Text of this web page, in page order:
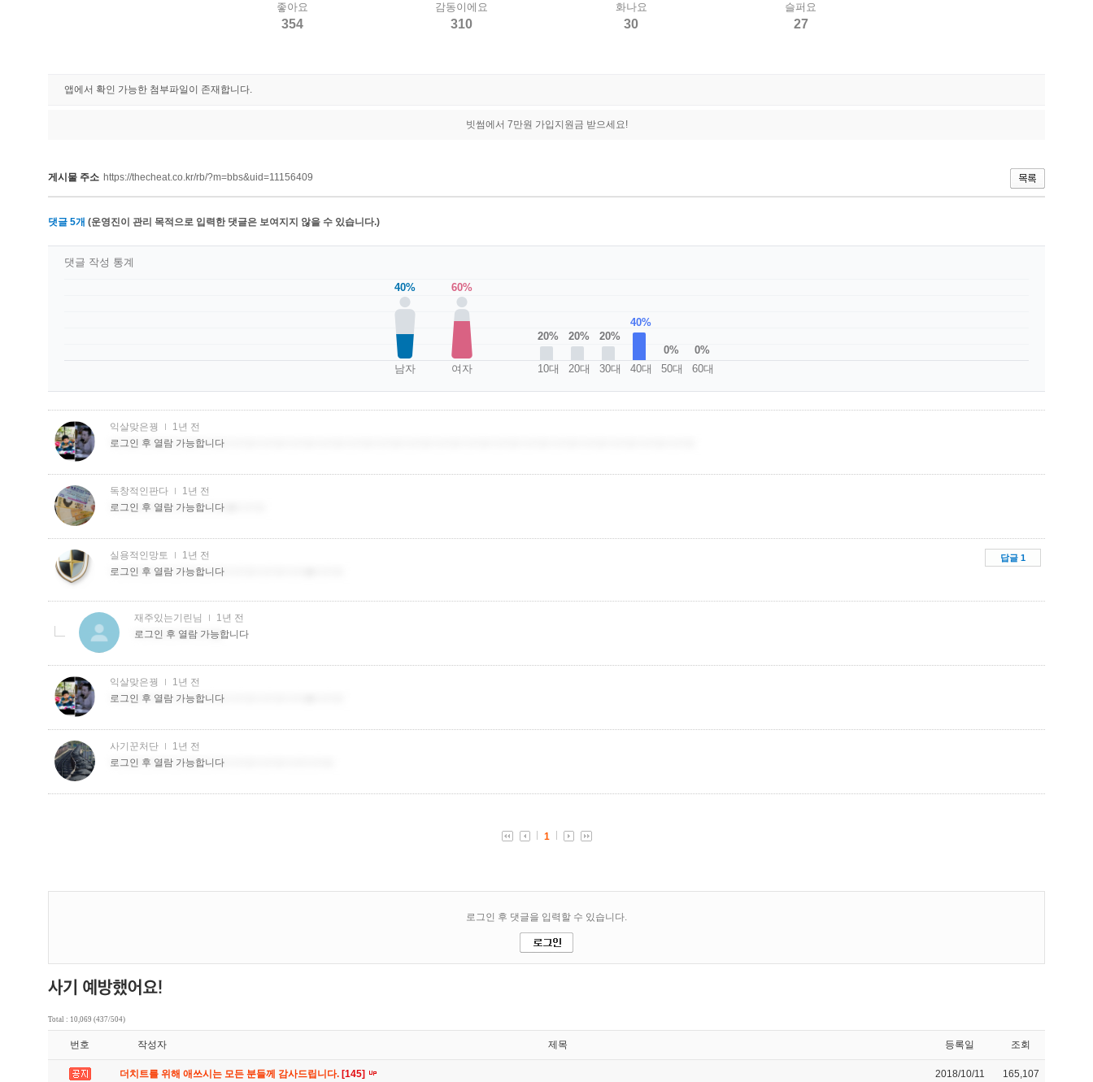
좋아요
354
감동이에요
310
화나요
30
슬퍼요
27
앱에서 확인 가능한 첨부파일이 존재합니다.
빗썸에서 7만원 가입지원금 받으세요!
게시물 주소 https://thecheat.co.kr/rb/?m=bbs&uid=11156409
댓글 5개 (운영진이 관리 목적으로 입력한 댓글은 보여지지 않을 수 있습니다.)
40%
남자
60%
여자
20%
10대
20%
20대
20%
30대
40%
40대
0%
50대
0%
60대
댓글 작성 통계
Total : 10,069 (437/504)
번호 작성자 제목 등록일 조회
더치트를 위해 애쓰시는 모든 분들께 감사드립니다. [145] 2018/10/11 165,107